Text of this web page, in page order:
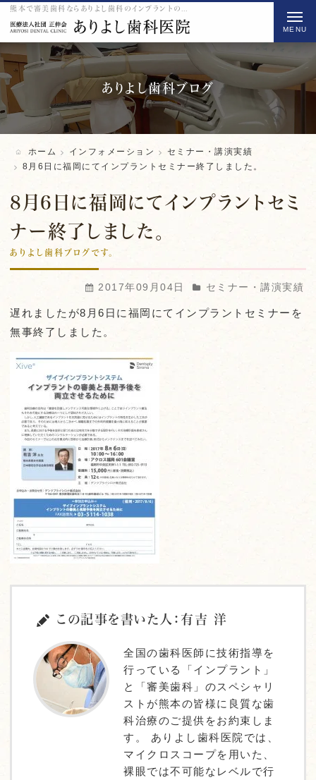
ありよし歯科ブログ
ホーム インフォメーション
セミナー・講演実績
8月6日に福岡にてインプラントセミナー終了しました。
8月6日に福岡にてインプラントセミ
ナー終了しました。
ありよし歯科ブログです。
2017年09月04日 セミナー・講演実績
遅れましたが8月6日に福岡にてインプラントセミナーを
無事終了しました。
この記事を書いた人：有吉 洋
全国の歯科医師に技術指導を
行っている「インプラント」
と「審美歯科」のスペシャリ
ストが熊本の皆様に良質な歯
科治療のご提供をお約束しま
す。 ありよし歯科医院では、
マイクロスコープを用いた、
裸眼では不可能なレベルで行
t
o
g
l
g